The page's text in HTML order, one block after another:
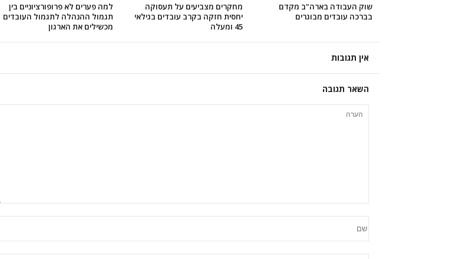
למה פערים לא פרופורציוניים בין
תגמול ההנהלה לתגמול העובדים
מכשילים את הארגון
מחקרים מצביעים על תעסוקה
יחסית חזקה בקרב עובדים בגילאי
45 ומעלה
שוק העבודה בארה"ב מקדם
בברכה עובדים מבוגרים
אין תגובות
השאר תגובה